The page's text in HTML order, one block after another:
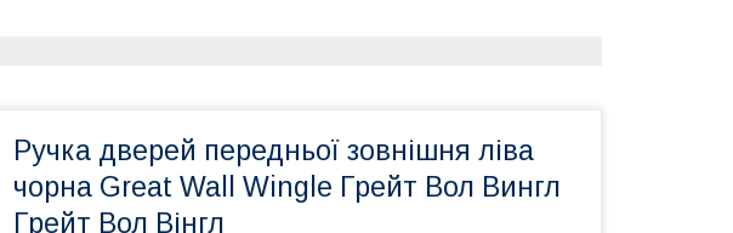
Ручка дверей передньої зовнішня ліва
чорна Great Wall Wingle Грейт Вол Вингл
Грейт Вол Вінгл